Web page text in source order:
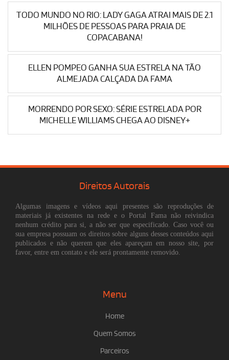
TODO MUNDO NO RIO: LADY GAGA ATRAI MAIS DE 2.1
MILHÕES DE PESSOAS PARA PRAIA DE
COPACABANA!
ELLEN POMPEO GANHA SUA ESTRELA NA TÃO
ALMEJADA CALÇADA DA FAMA
MORRENDO POR SEXO: SÉRIE ESTRELADA POR
MICHELLE WILLIAMS CHEGA AO DISNEY+
Direitos Autorais
Algumas imagens e vídeos aqui presentes são reproduções de
materiais já existentes na rede e o Portal Fama não reivindica
nenhum crédito para si, a não ser que especificado. Caso você ou
sua empresa possuam os direitos sobre alguns desses conteúdos aqui
publicados e não querem que eles apareçam em nosso site, por
favor, entre em contato e ele será prontamente removido.
Menu
Home
Quem Somos
Parceiros